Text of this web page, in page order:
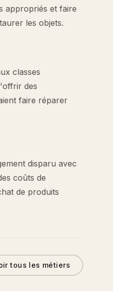
appropriés et faire
les objets.
classes
des
faire réparer
disparu avec
coûts de
de produits
tous les métiers